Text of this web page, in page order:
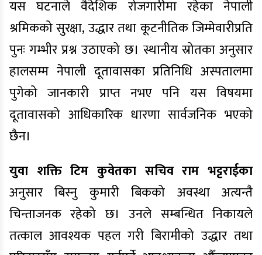
यस घटनाले वैदेशिक रोजगारीमा रहेका नेपाली
श्रमिकको सुरक्षा, उद्धार तथा कूटनीतिक जिम्मेवारीप्रति
पुनः गम्भीर प्रश्न उठाएको छ। स्थानीय स्रोतका अनुसार
हालसम्म नेपाली दूतावासका प्रतिनिधि अस्पतालमा
पुगेको जानकारी प्राप्त नभए पनि यस विषयमा
दूतावासको आधिकारिक धारणा सार्वजनिक भएको
छैन।
युवा शक्ति टिम कुवेतका सचिव राम भट्टराईका
अनुसार बिस्नु कुमारी बिकको अवस्था अत्यन्तै
चिन्ताजनक रहेको छ। उनले सम्बन्धित निकायले
तत्काल आवश्यक पहल गरी बिरामीको उद्धार तथा